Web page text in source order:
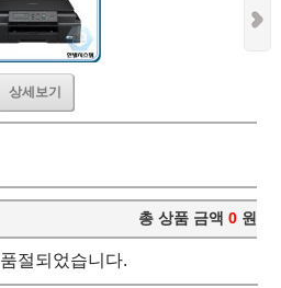
상세보기
총 상품 금액 0 원
절되었습니다.